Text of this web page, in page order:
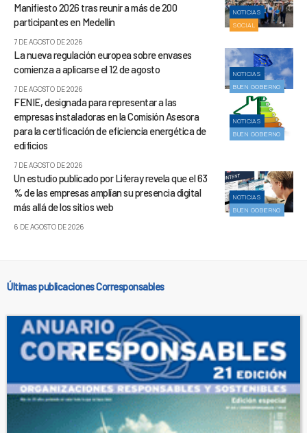
NOTICIAS
SOCIAL
Manifiesto 2026 tras reunir a más de 200
participantes en Medellín
7 DE AGOSTO DE 2026
NOTICIAS
BUEN GOBIERNO
La nueva regulación europea sobre envases
comienza a aplicarse el 12 de agosto
7 DE AGOSTO DE 2026
NOTICIAS
BUEN GOBIERNO
FENIE, designada para representar a las
empresas instaladoras en la Comisión Asesora
para la certificación de eficiencia energética de
edificios
7 DE AGOSTO DE 2026
NOTICIAS
BUEN GOBIERNO
Un estudio publicado por Liferay revela que el 63
% de las empresas amplían su presencia digital
más allá de los sitios web
6 DE AGOSTO DE 2026
Últimas publicaciones Corresponsables